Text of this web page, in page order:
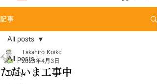
記事
All posts
Diary
All posts
ただいま工事中
Takahiro Koike
2023年4月3日